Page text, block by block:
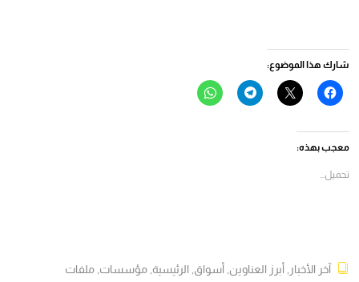
شارك هذا الموضوع:
انقر
للمشاركة
(فتح
في
نافذة
النقر
للمشاركة
انقر
للمشاركة
انقر
للمشاركة
معجب بهذه:
تحميل...
آخر الأخبار , أبرز العناوين, أسواق, الرئيسية, مؤسسات, ملفات